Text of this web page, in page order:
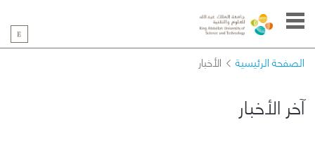
الصفحة الرئيسية الأخبار
آخر الأخبار